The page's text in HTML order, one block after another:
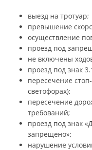
выезд на тротуар;
превышение
осуществление
проезд под
не включены
проезд под знак
пересечение
светофорах);
пересечение
требований;
проезд под знак
запрещено»;
нарушение